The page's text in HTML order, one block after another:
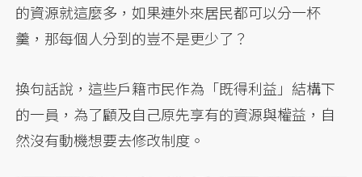
的資源就這麼多，如果連外來居民都可以分一杯
羹，那每個人分到的豈不是更少了？
換句話說，這些戶籍市民作為「既得利益」結構下
的一員，為了顧及自己原先享有的資源與權益，自
然沒有動機想要去修改制度。